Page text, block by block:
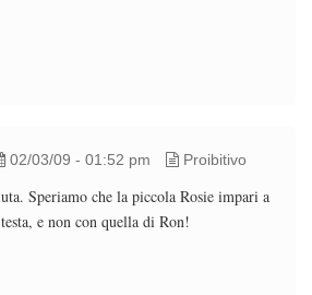
02/03/09 - 01:52 pm Proibitivo
Speriamo che la piccola Rosie impari a
e non con quella di Ron!